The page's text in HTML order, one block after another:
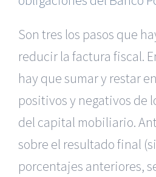
Son tres los pasos que
reducir la factura fiscal.
hay que sumar y restar
positivos y negativos de
del capital mobiliario.
sobre el resultado final
porcentajes anteriores,